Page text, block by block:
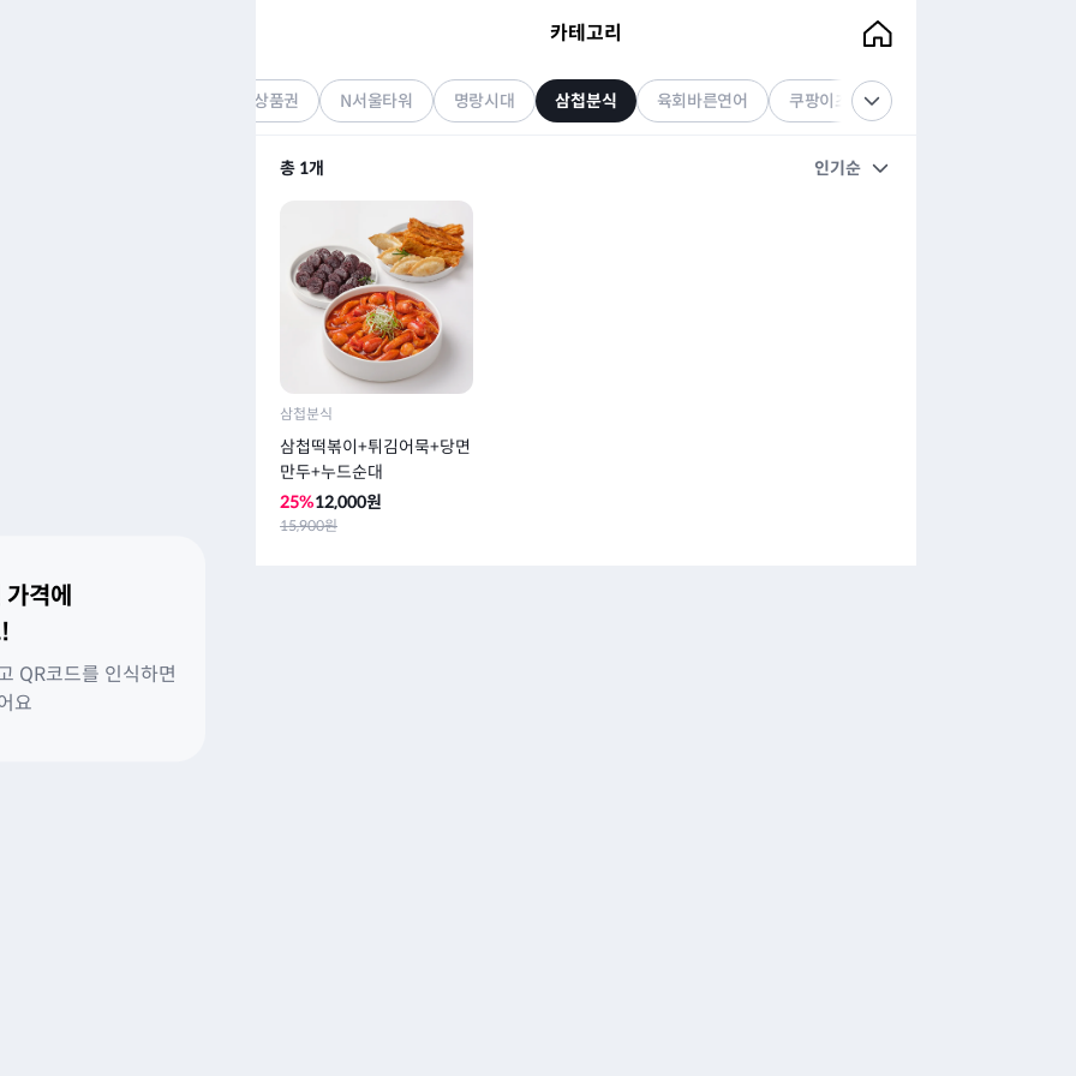
격에
QR코드를 인식하면
요
카테고리
삼첩분식기프티콘
SPC 모바일 상품권 N서울타워 명랑시대 삼첩분식 육회바른연어 쿠팡이츠 라쿵푸마라탕
총 1개 인기순
삼첩분식
삼첩떡볶이+튀김어묵+당면
만두+누드순대
25%12,000원
15,900원